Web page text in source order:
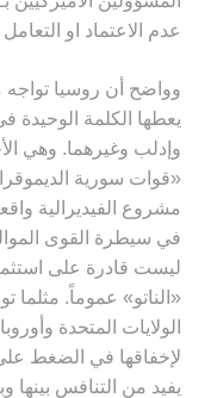
عدم الاعتماد او
وواضح أن روسيا
يعطها الكلمة الوحيدة
وإدلب وغيرهما. وهي
«قوات سورية
مشروع الفيديرالية
في سيطرة القوى
ليست قادرة على
«الناتو» عموماً. مثلما
الولايات المتحدة
لإخفاقها في الضغط
يفيد من التنافس